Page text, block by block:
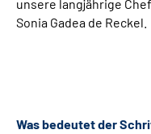
unsere langjährige
Sonia Gadea de Reckel.
Was bedeutet der